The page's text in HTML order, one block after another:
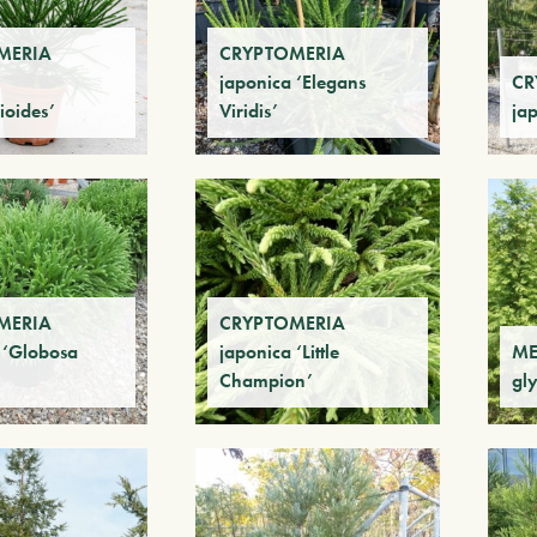
CRYPTOMERIA
japonica ‘Elegans
Viridis’
CRYPTOMERIA
japonica ‘Little
Champion’